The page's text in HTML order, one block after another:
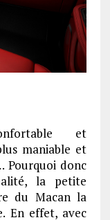
et
maniable et
Pourquoi donc
la petite
du Macan la
En effet, avec